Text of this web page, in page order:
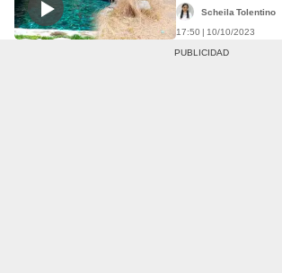
Scheila Tolentino
17:50 | 10/10/2023